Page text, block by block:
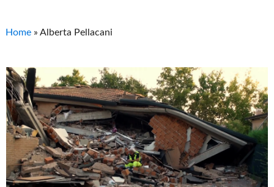
Home »Alberta Pellacani